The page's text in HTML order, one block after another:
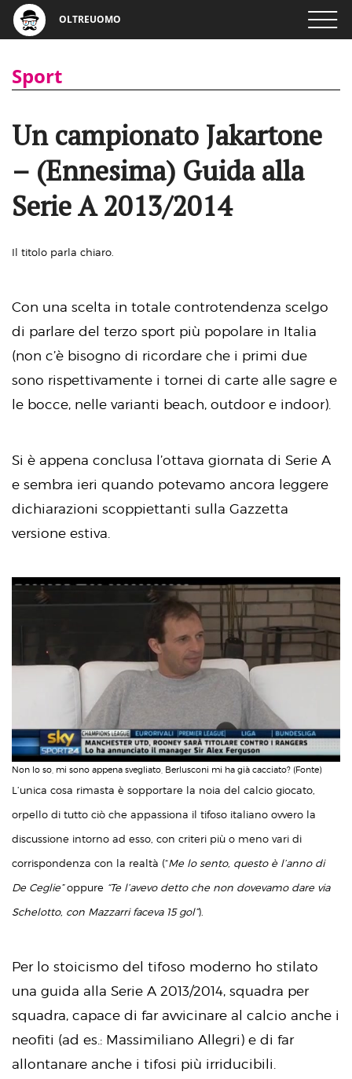
OLTREUOMO
Sport
Un campionato Jakartone
– (Ennesima) Guida alla
Serie A 2013/2014
Il titolo parla chiaro.
Con una scelta in totale controtendenza scelgo
di parlare del terzo sport più popolare in Italia
(non c’è bisogno di ricordare che i primi due
sono rispettivamente i tornei di carte alle sagre e
le bocce, nelle varianti beach, outdoor e indoor).
Si è appena conclusa l’ottava giornata di Serie A
e sembra ieri quando potevamo ancora leggere
dichiarazioni scoppiettanti sulla Gazzetta
versione estiva.
Non lo so, mi sono appena svegliato, Berlusconi mi ha già cacciato? (Fonte)
L’unica cosa rimasta è sopportare la noia del calcio giocato,
orpello di tutto ciò che appassiona il tifoso italiano ovvero la
discussione intorno ad esso, con criteri più o meno vari di
corrispondenza con la realtà (“Me lo sento, questo è l’anno di
De Ceglie”oppure “Te l’avevo detto che non dovevamo dare via
Schelotto, con Mazzarri faceva 15 gol”).
Per lo stoicismo del tifoso moderno ho stilato
una guida alla Serie A 2013/2014, squadra per
squadra, capace di far avvicinare al calcio anche i
neofiti (ad es.: Massimiliano Allegri) e di far
allontanare anche i tifosi più irriducibili.